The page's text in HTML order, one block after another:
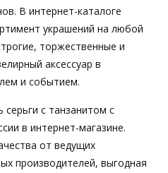
В интернет-каталоге
украшений на любой
торжественные и
аксессуар в
и событием.
с танзанитом с
в интернет-магазине.
от ведущих
производителей, выгодная